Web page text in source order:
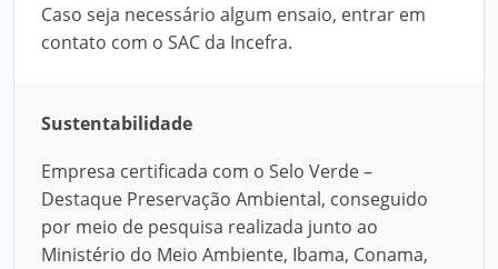
Caso seja necessário algum ensaio, entrar em
contato com o SAC da Incefra.
Sustentabilidade
Empresa certificada com o Selo Verde –
Destaque Preservação Ambiental, conseguido
por meio de pesquisa realizada junto ao
Ministério do Meio Ambiente, Ibama, Conama,